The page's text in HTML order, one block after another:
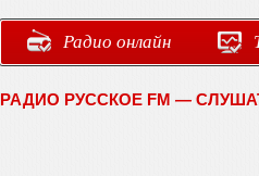
Радио онлайн
РАДИО РУССКОЕ FM —